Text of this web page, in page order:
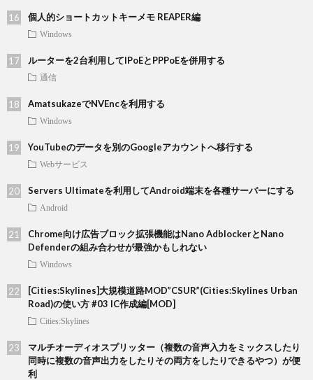
個人的ショートカットキーメモ REAPER編
Windows
ルーターを2台利用してIPoEとPPPoEを併用する
通信
AmatsukazeでNVEncを利用する
Windows
YouTubeのデータを別のGoogleアカウントへ移行する
Webサービス
Servers Ultimateを利用してAndroid端末を各種サーバーにする
Android
Chrome向け広告ブロック拡張機能はNano AdblockerとNano
Defenderの組み合わせが最強かもしれない
Windows
[Cities:Skylines]大規模道路MOD”CSUR”(Cities:Skylines Urban
Road)の使い方 #03 IC作成編[MOD]
Cities:Skylines
マルチオーディオスプリッター（複数の音声入力をミックスしたり
同時に複数の音声出力をしたりその両方をしたりできるやつ）が便
利